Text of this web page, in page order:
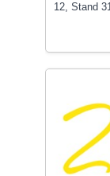
12, Stand